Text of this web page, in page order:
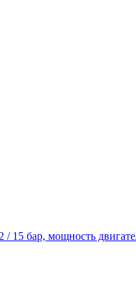
/ 15 бар, мощность